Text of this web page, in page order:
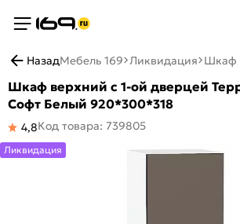
НазадМебель 169 Ликвидация Шкаф
Шкаф верхний с 1-ой дверцей
Софт Белый 920*300*318
4,8Код товара: 739805
Ликвидация